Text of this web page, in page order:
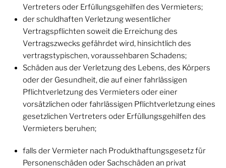
Vertreters oder Erfüllungsgehilfen des Vermieters;
der schuldhaften Verletzung wesentlicher
Vertragspflichten soweit die Erreichung des
Vertragszwecks gefährdet wird, hinsichtlich des
vertragstypischen, voraussehbaren Schadens;
Schäden aus der Verletzung des Lebens, des Körpers
oder der Gesundheit, die auf einer fahrlässigen
Pflichtverletzung des Vermieters oder einer
vorsätzlichen oder fahrlässigen Pflichtverletzung eines
gesetzlichen Vertreters oder Erfüllungsgehilfen des
Vermieters beruhen;
falls der Vermieter nach Produkthaftungsgesetz für
Personenschäden oder Sachschäden an privat